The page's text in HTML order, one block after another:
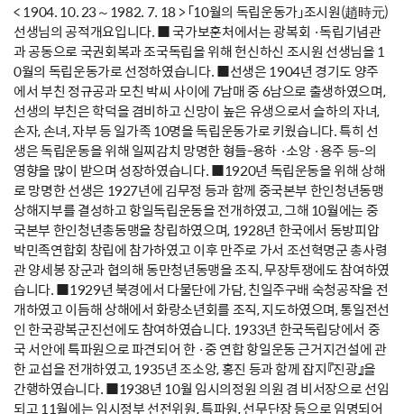
< 1904. 10. 23～1982. 7. 18 > 「10월의 독립운동가」조시원(趙時元)
선생님의 공적개요입니다. ■ 국가보훈처에서는 광복회 ·독립기념관
과 공동으로 국권회복과 조국독립을 위해 헌신하신 조시원 선생님을 1
0월의 독립운동가로 선정하였습니다. ■선생은 1904년 경기도 양주
에서 부친 정규공과 모친 박씨 사이에 7남매 중 6남으로 출생하였으며,
선생의 부친은 학덕을 겸비하고 신망이 높은 유생으로서 슬하의 자녀,
손자, 손녀, 자부 등 일가족 10명을 독립운동가로 키웠습니다. 특히 선
생은 독립운동을 위해 일찌감치 망명한 형들-용하 ·소앙 ·용주 등-의
영향을 많이 받으며 성장하였습니다. ■1920년 독립운동을 위해 상해
로 망명한 선생은 1927년에 김무정 등과 함께 중국본부 한인청년동맹
상해지부를 결성하고 항일독립운동을 전개하였고, 그해 10월에는 중
국본부 한인청년총동맹을 창립하였으며, 1928년 한국에서 동방피압
박민족연합회 창립에 참가하였고 이후 만주로 가서 조선혁명군 총사령
관 양세봉 장군과 협의해 동만청년동맹을 조직, 무장투쟁에도 참여하였
습니다. ■1929년 북경에서 다물단에 가담, 친일주구배 숙청공작을 전
개하였고 이듬해 상해에서 화랑소년회를 조직, 지도하였으며, 통일전선
인 한국광복군진선에도 참여하였습니다. 1933년 한국독립당에서 중
국 서안에 특파원으로 파견되어 한 ·중 연합 항일운동 근거지건설에 관
한 교섭을 전개하였고, 1935년 조소앙, 홍진 등과 함께 잡지『진광』을
간행하였습니다. ■1938년 10월 임시의정원 의원 겸 비서장으로 선임
되고 11월에는 임시정부 선전위원, 특파원, 선무단장 등으로 임명되어